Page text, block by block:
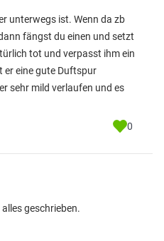
unterwegs ist. Wenn da zb
fängst du einen und setzt
tot und verpasst ihm ein
er eine gute Duftspur
sehr mild verlaufen und es
0
geschrieben.